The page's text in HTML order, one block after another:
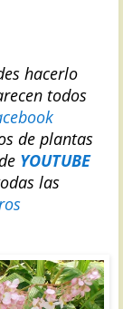
hacerlo
todos
de plantas
YOUTUBE
las